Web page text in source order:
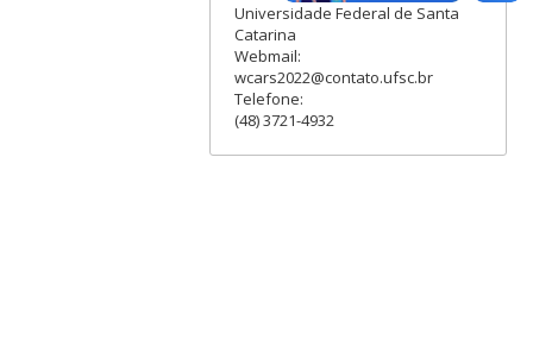
Universidade Federal de Santa
Catarina
Webmail:
wcars2022@contato.ufsc.br
Telefone:
(48) 3721-4932